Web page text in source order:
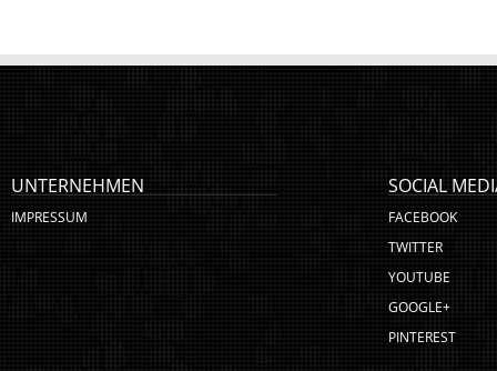
UNTERNEHMEN
IMPRESSUM
SOCIAL
FACEBOOK
TWITTER
YOUTUBE
GOOGLE+
PINTEREST